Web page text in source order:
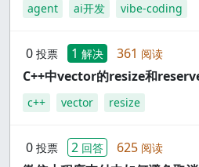
agent ai开发 vibe-coding
0 投票 1 解决 361 阅读
C++中vector的resize和
c++ vector resize
0 投票 2 回答 625 阅读